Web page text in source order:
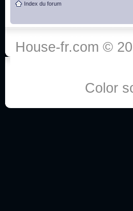
:he:
Salut tout le monde ! Je
Index du forum
House-fr.com ©
Color